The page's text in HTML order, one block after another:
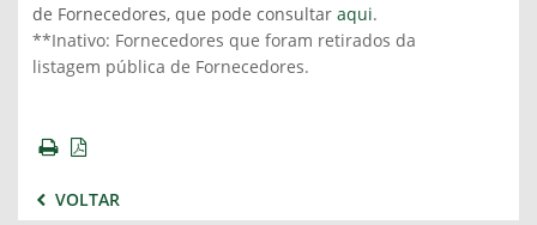
de Fornecedores, que pode consultar aqui.
**Inativo: Fornecedores que foram retirados da
listagem pública de Fornecedores.
VOLTAR